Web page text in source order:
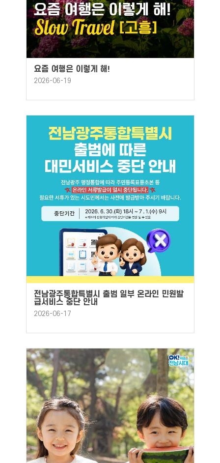
요즘 여행은 이렇게 해!
2026-06-19
전남광주통합특별시 출범 일부 온라인 민원발
급서비스 중단 안내
2026-06-17